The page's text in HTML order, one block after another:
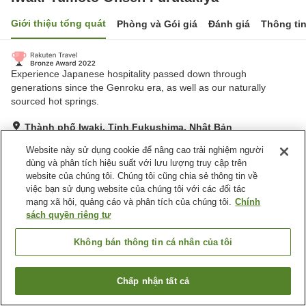
Giới thiệu tổng quát Phòng và Gói giá Đánh giá Thông
Experience Japanese hospitality passed down through
generations since the Genroku era, as well as our naturally
sourced hot springs.
Thành phố Iwaki, Tỉnh Fukushima, Nhật Bản
Rất tốt Đánh giá:534lượt
Tiện nghi chỗ nghỉ
Bãi đỗ xe
Máy bán hàng tự động
Cửa hàng
Trang chủ
Iwaki Yumoto Onsen FurutakiyaTìm phòng trống
Website này sử dụng cookie để nâng cao trải nghiệm người
dùng và phân tích hiệu suất với lưu lượng truy cập trên
website của chúng tôi. Chúng tôi cũng chia sẻ thông tin về
việc bạn sử dụng website của chúng tôi với các đối tác
mạng xã hội, quảng cáo và phân tích của chúng tôi. Chính
sách quyền riêng tư
Không bán thông tin cá nhân của tôi
Chấp nhận tất cả